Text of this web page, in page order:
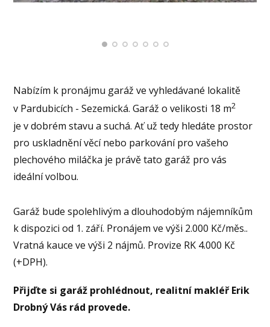
Nabízím k pronájmu garáž ve vyhledávané lokalitě
v Pardubicích - Sezemická. Garáž o velikosti 18 m2
je v dobrém stavu a suchá. Ať už tedy hledáte prostor
pro uskladnění věcí nebo parkování pro vašeho
plechového miláčka je právě tato garáž pro vás
ideální volbou.
Garáž bude spolehlivým a dlouhodobým nájemníkům
k dispozici od 1. září. Pronájem ve výši 2.000 Kč/měs..
Vratná kauce ve výši 2 nájmů. Provize RK 4.000 Kč
(+DPH).
Přijďte si garáž prohlédnout, realitní makléř Erik
Drobný Vás rád provede.